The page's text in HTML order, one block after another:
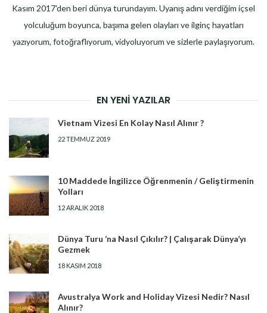
Kasım 2017'den beri dünya turundayım. Uyanış adını verdiğim içsel
yolculuğum boyunca, başıma gelen olayları ve ilginç hayatları
yazıyorum, fotoğraflıyorum, vidyoluyorum ve sizlerle paylaşıyorum.
EN YENI YAZILAR
Vietnam Vizesi En Kolay Nasıl Alınır ?
22 TEMMUZ 2019
10 Maddede İngilizce Öğrenmenin / Geliştirmenin
Yolları
12 ARALIK 2018
Dünya Turu ‘na Nasıl Çıkılır? | Çalışarak Dünya’yı
Gezmek
18 KASIM 2018
Avustralya Work and Holiday Vizesi Nedir? Nasıl
Alınır?